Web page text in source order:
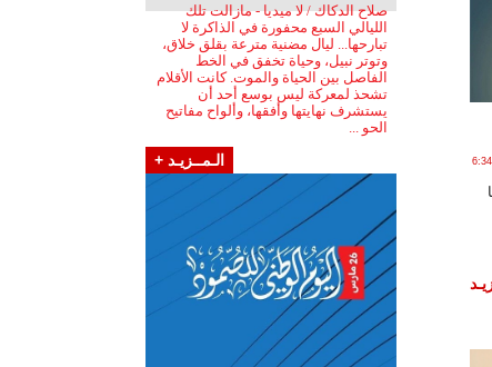
صلاح الدكاك / لا ميديا - مازالت تلك
الليالي السبع محفورة في الذاكرة لا
تبارحها... ليال مضنية مترعة بقلق خلاق،
وتوتر نبيل، وحياة تخفق في الخط
الفاصل بين الحياة والموت. كانت الأقلام
تشحذ لمعركة ليس بوسع أحد أن
يستشرف نهايتها وأفقها، وألواح مفاتيح
الحو ...
الـمــزيـد +
2018 الساعة 6:34:25